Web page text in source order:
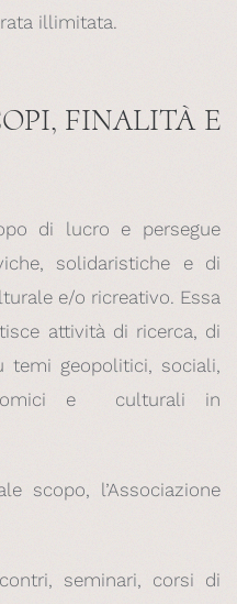
illimitata.
FINALITÀ E
di lucro e persegue
solidaristiche e di
e/o ricreativo. Essa
attività di ricerca, di
temi geopolitici, sociali,
e culturali in
scopo, l’Associazione
seminari, corsi di